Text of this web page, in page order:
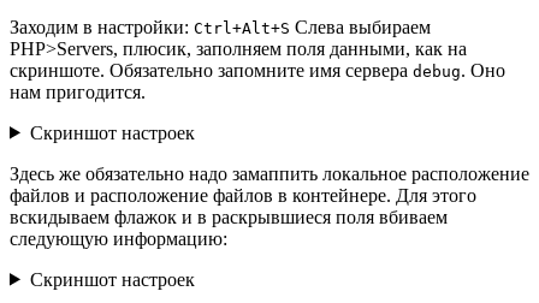
Заходим в настройки: Ctrl+Alt+S Слева выбираем
PHP>Servers, плюсик, заполняем поля данными, как на
скриншоте. Обязательно запомните имя сервера debug. Оно
нам пригодится.
Скриншот настроек
Здесь же обязательно надо замаппить локальное расположение
файлов и расположение файлов в контейнере. Для этого
вскидываем флажок и в раскрывшиеся поля вбиваем
следующую информацию:
Скриншот настроек